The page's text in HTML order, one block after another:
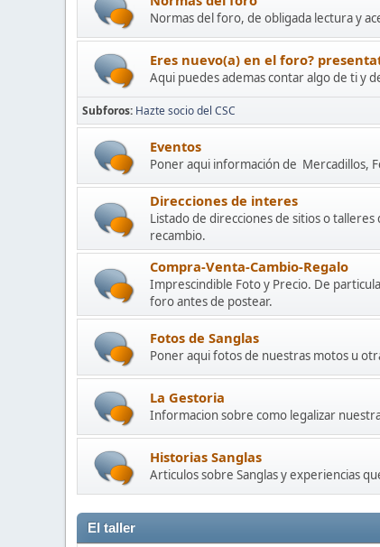
Normas del foro, de obligada lectura y
Eres nuevo(a) en el foro?
Aqui puedes ademas contar algo de ti y
Subforos Hazte socio del CSC
Eventos
Poner aqui información de Mercadillos,
Direcciones de interes
Listado de direcciones de sitios o
recambio.
Compra-Venta-Cambio-Regalo
Imprescindible Foto y Precio. De
foro antes de postear.
Fotos de Sanglas
Poner aqui fotos de nuestras motos u
La Gestoria
Informacion sobre como legalizar
Historias Sanglas
Articulos sobre Sanglas y experiencias
El taller